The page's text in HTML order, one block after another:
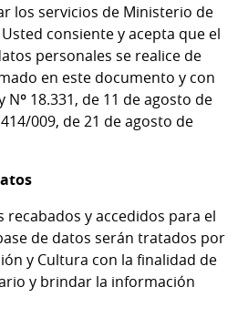
los servicios de Ministerio de
consiente y acepta que el
personales se realice de
en este documento y con
Nº 18.331, de 11 de agosto de
009, de 21 de agosto de
recabados y accedidos para el
de datos serán tratados por
y Cultura con la finalidad de
y brindar la información